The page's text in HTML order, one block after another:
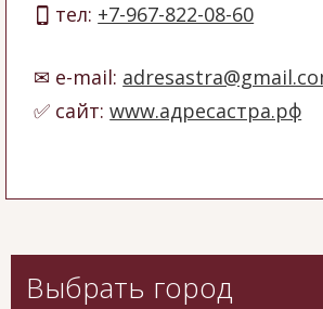
тел: +7-967-822-08-60
e-mail:
сайт:www.адресастра.рф
Выбрать город